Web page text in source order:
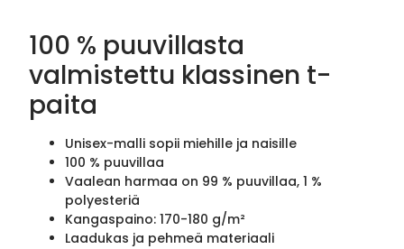
100 % puuvillasta
valmistettu klassinen t-
paita
Unisex-malli sopii miehille ja naisille
100 % puuvillaa
Vaalean harmaa on 99 % puuvillaa, 1 %
polyesteriä
Kangaspaino: 170-180 g/m²
Laadukas ja pehmeä materiaali